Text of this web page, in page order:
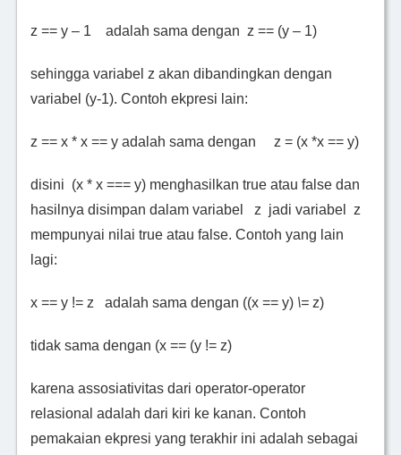
z == y – 1 adalah sama dengan z == (y – 1)
sehingga variabel z akan dibandingkan dengan
variabel (y-1). Contoh ekpresi lain:
z == x * x == y adalah sama dengan z = (x *x == y)
disini (x * x === y) menghasilkan true atau false dan
hasilnya disimpan dalam variabel z jadi variabel z
mempunyai nilai true atau false. Contoh yang lain
lagi:
x == y != z adalah sama dengan ((x == y) \=z)
tidak sama dengan (x == (y != z)
karena assosiativitas dari operator-operator
relasional adalah dari kiri ke kanan. Contoh
pemakaian ekpresi yang terakhir ini adalah sebagai